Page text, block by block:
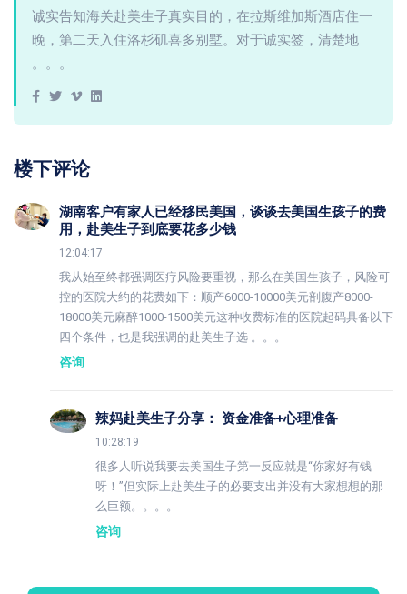
诚实告知海关赴美生子真实目的，在拉斯维加斯酒店住一
晚，第二天入住洛杉矶喜多别墅。对于诚实签，清楚地
。。。
楼下评论
湖南客户有家人已经移民美国，谈谈去美国生孩子的费
用，赴美生子到底要花多少钱
12:04:17
我从始至终都强调医疗风险要重视，那么在美国生孩子，风险可
控的医院大约的花费如下：顺产6000-10000美元剖腹产8000-
18000美元麻醉1000-1500美元这种收费标准的医院起码具备以下
四个条件，也是我强调的赴美生子选 。。。
咨询
辣妈赴美生子分享： 资金准备+心理准备
10:28:19
很多人听说我要去美国生子第一反应就是“你家好有钱
呀！”但实际上赴美生子的必要支出并没有大家想想的那
么巨额。。。。
咨询